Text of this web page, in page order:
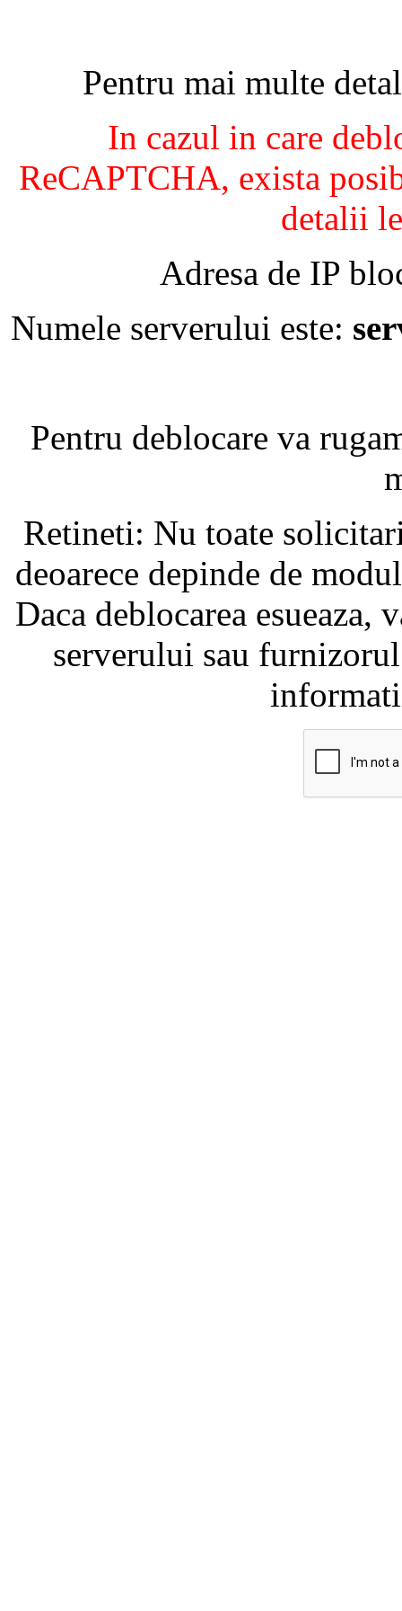
Pentru mai multe
In cazul in care
ReCAPTCHA, exista
detalii
Adresa de IP
Numele serverului este:
Pentru deblocare va
Retineti: Nu toate
deoarece depinde de
Daca deblocarea
serverului sau